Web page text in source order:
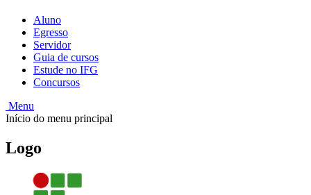
Aluno
Egresso
Servidor
Guia de cursos
Estude no IFG
Concursos
Menu
Início do menu principal
Logo